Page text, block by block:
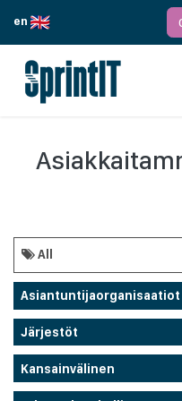
en
All
Asiantuntijaorganisaatiot
Järjestöt
Kansainvälinen